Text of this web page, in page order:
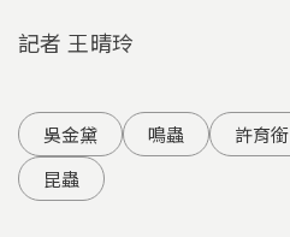
記者 王晴玲
吳金黛 鳴蟲 許育銜
昆蟲